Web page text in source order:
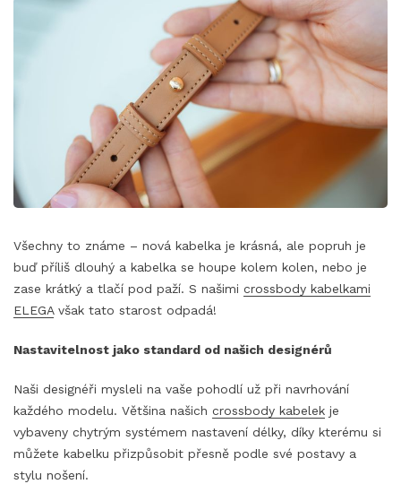
Všechny to známe – nová kabelka je krásná, ale popruh je
buď příliš dlouhý a kabelka se houpe kolem kolen, nebo je
zase krátký a tlačí pod paží. S našimi crossbody kabelkami
ELEGAvšak tato starost odpadá!
Nastavitelnost jako standard od našich designérů
Naši designéři mysleli na vaše pohodlí už při navrhování
každého modelu. Většina našich crossbody kabelek je
vybaveny chytrým systémem nastavení délky, díky kterému si
můžete kabelku přizpůsobit přesně podle své postavy a
stylu nošení.